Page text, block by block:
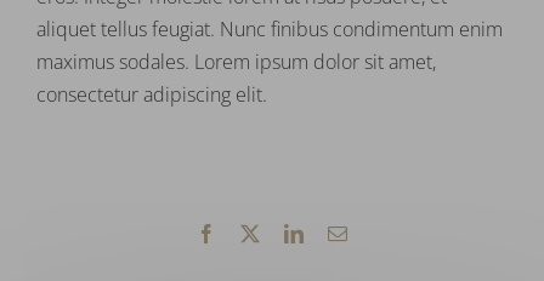
aliquet tellus feugiat. Nunc finibus condimentum enim
maximus sodales. Lorem ipsum dolor sit amet,
consectetur adipiscing elit.
Facebook LinkedInEmail